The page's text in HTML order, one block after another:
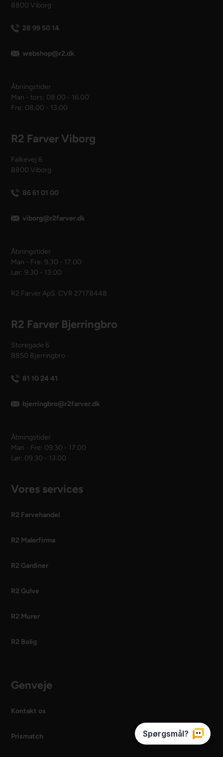
8800 Viborg
28 99 50 14
webshop@r2.dk
Åbningstider
Man - tors: 08.00 - 16.00
Fre: 08.00 - 13.00
R2 Farver Viborg
Falkevej 6
8800 Viborg
86 61 01 00
viborg@r2farver.dk
Åbningstider
Man - Fre: 9.30 - 17.00
Lør: 9.30 - 13.00
R2 Farver ApS. CVR 27178448
R2 Farver Bjerringbro
Storegade 6
8850 Bjerringbro
81 10 24 41
bjerringbro@r2farver.dk
Åbningstider
Man - Fre: 09.30 - 17.00
Lør: 09.30 - 13.00
Vores services
R2 Farvehandel
R2 Malerfirma
R2 Gardiner
R2 Gulve
R2 Murer
R2 Bolig
Genveje
Kontakt os
Prismatch